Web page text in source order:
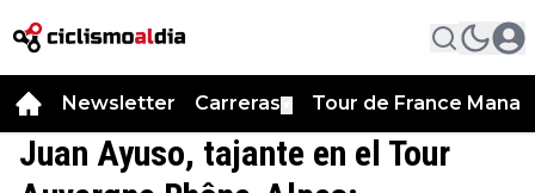
Newsletter Carreras Tour de France
Juan Ayuso, tajante en el Tour